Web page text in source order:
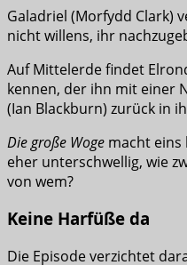
Galadriel (Morfydd Clark)
nicht willens, ihr
Auf Mittelerde findet
kennen, der ihn mit einer
(Ian Blackburn) zurück in
Die große Woge macht eins
eher unterschwellig, wie
von wem?
Keine Harfüße da
Die Episode verzichtet